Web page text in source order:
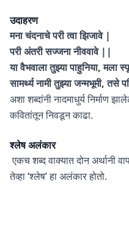
उदाहरण
मना चंदनाचे परी त्वा झिजावे |
परी अंतरी सज्जना नीववावे ||
या वैभवाला तुझ्या पाहुनिया, मला
सामर्थ्य नामी तुझ्या जन्मभूमी, तसे
अशा शब्दांनी नादमाधुर्य निर्माण
कवितांतून निवडून काढा.
श्लेषअलंकार
एकच शब्द वाक्यात दोन अर्थानी
तेव्हा ‘श्लेष’ हा अलंकार होतो.